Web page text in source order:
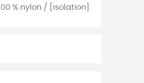
% nylon / [isolation]